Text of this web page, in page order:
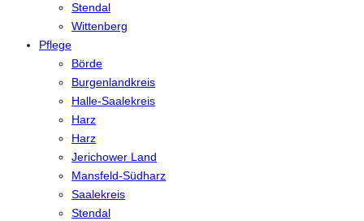
Stendal
Wittenberg
Pflege
Börde
Burgenlandkreis
Halle-Saalekreis
Harz
Harz
Jerichower Land
Mansfeld-Südharz
Saalekreis
Stendal